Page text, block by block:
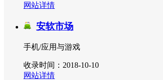
网站详情
安软市场
手机/应用与游戏
收录时间：2018-10-10
网站详情